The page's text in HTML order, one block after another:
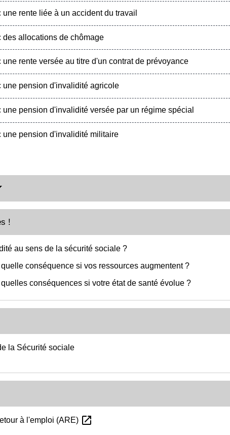
rente liée à un accident du travail
des allocations de chômage
une rente versée au titre d'un contrat de prévoyance
une pension d'invalidité agricole
une pension d'invalidité versée par un régime spécial
une pension d'invalidité militaire
!
au sens de la sécurité sociale ?
conséquence si vos ressources augmentent ?
conséquences si votre état de santé évolue ?
la Sécurité sociale
à l'emploi (ARE) open_in_new